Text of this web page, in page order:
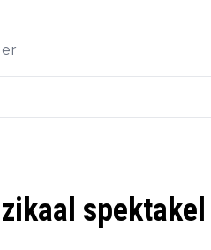
spektakel